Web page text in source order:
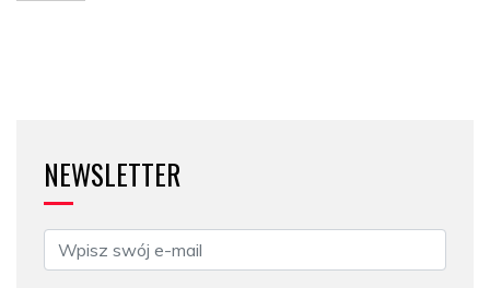
NEWSLETTER